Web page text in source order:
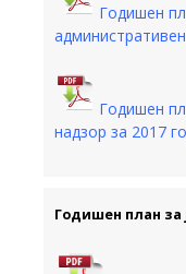
Годишен
Годишен
надзор за 2017
Годишен план за